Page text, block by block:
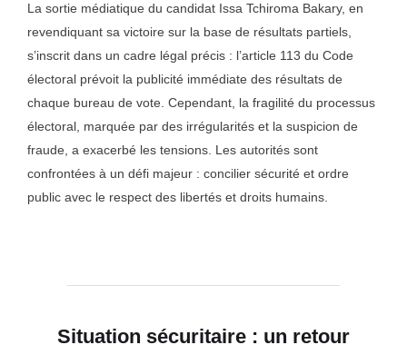
La sortie médiatique du candidat Issa Tchiroma Bakary, en
revendiquant sa victoire sur la base de résultats partiels,
s’inscrit dans un cadre légal précis : l’article 113 du Code
électoral prévoit la publicité immédiate des résultats de
chaque bureau de vote. Cependant, la fragilité du processus
électoral, marquée par des irrégularités et la suspicion de
fraude, a exacerbé les tensions. Les autorités sont
confrontées à un défi majeur : concilier sécurité et ordre
public avec le respect des libertés et droits humains.
Situation sécuritaire : un retour